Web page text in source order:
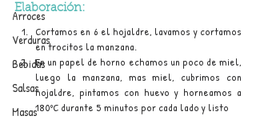
Arroces
Verduras
Bebidas
Salsas
Masas
Elaboración:
Cortamos en 6 el hojaldre, lavamos y cortamos
en trocitos la manzana.
En un papel de horno echamos un poco de miel,
luego la manzana, mas miel, cubrimos con
hojaldre, pintamos con huevo y horneamos a
180ºC durante 5 minutos por cada lado y listo